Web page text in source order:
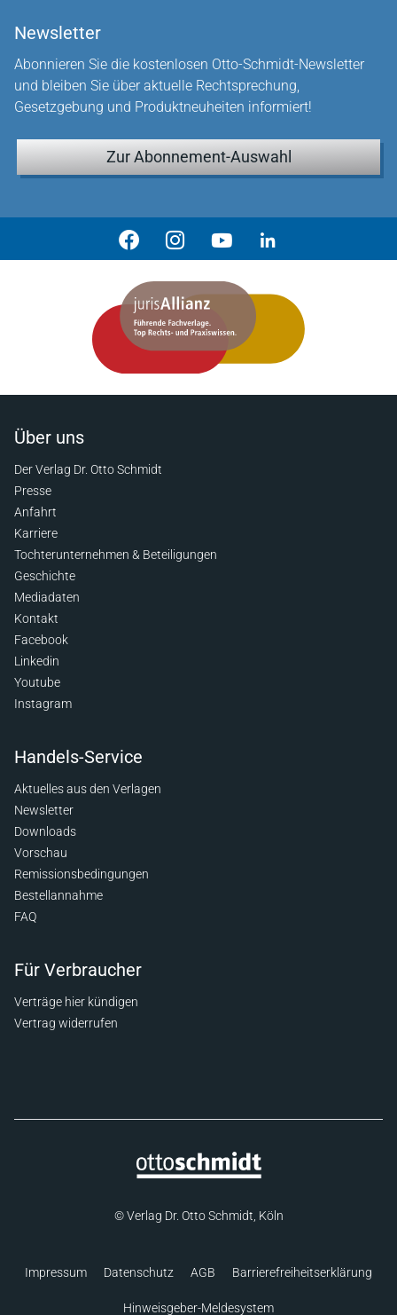
Newsletter
Abonnieren Sie die kostenlosen Otto-Schmidt-Newsletter
und bleiben Sie über aktuelle Rechtsprechung,
Gesetzgebung und Produktneuheiten informiert!
Zur Abonnement-Auswahl
Über uns
Der Verlag Dr. Otto Schmidt
Presse
Anfahrt
Karriere
Tochterunternehmen & Beteiligungen
Geschichte
Mediadaten
Kontakt
Facebook
Linkedin
Youtube
Instagram
Handels-Service
Aktuelles aus den Verlagen
Newsletter
Downloads
Vorschau
Remissionsbedingungen
Bestellannahme
FAQ
Für Verbraucher
Verträge hier kündigen
Vertrag widerrufen
© Verlag Dr. Otto Schmidt, Köln
Impressum Datenschutz AGB Barrierefreiheitserklärung
Hinweisgeber-Meldesystem